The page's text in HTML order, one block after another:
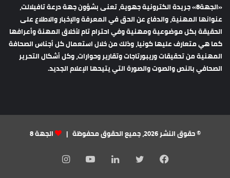
«الجهة8» جريدة الكترونية جهوية، تعنى بشؤون جهة درعة تافيلالت،
عنوانها المهنية، والدفاع عن الحق في المعرفة والإخبار والاطلاع على
الحقيقة بكل موضوعية ومهنية وفي احترام تام لأخلاق المهنة وأعرافها
كما هي متعارف عليها كونيا، وذلك من خلال استعمال كل أجناس الصحافة
المهنية من تحقيقات وريبورتاجات وتقارير وحوارات، وكل أشكال التحرير
الصحافي بالنص والصوت والصورة التي يتيحها الإعلام الجديد.
© حقوق النشر 2026، جميع الحقوق محفوظة | الجهة 8